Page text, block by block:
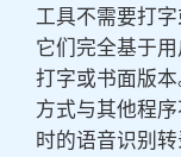
工具不需要打字
它们完全基于
打字或书面版
方式与其他程
时的语音识别转